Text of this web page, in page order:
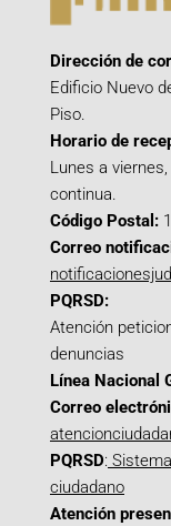
Dirección de
Edificio Nuevo
Piso.
Horario de
Lunes a
continua.
Código Postal:
Correo
PQRSD:
Atención
denuncias
Línea Nacional
Correo
PQRSD:
ciudadano
Atención